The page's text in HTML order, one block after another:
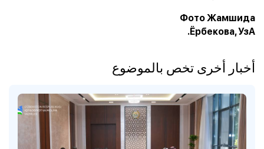
Фото Жамшида
Ёрбекова, УзА.
أخبار أخرى تخص بالموضوع